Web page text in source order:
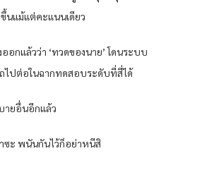
นแม้แต่คะแนนเดียว
กแล้วว่า ‘ทวดของนาย’ โดนระบบ
ถไปต่อในฉากทดสอบระดับที่สี่ได้
ายอื่นอีกแล้ว
ซะ พนันกันไว้ก็อย่าหนีสิ